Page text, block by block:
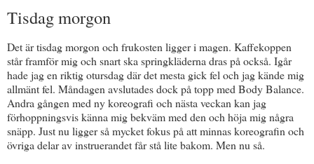
Tisdag morgon
Det är tisdag morgon och frukosten ligger i magen. Kaffekoppen
står framför mig och snart ska springkläderna dras på också. Igår
hade jag en riktig otursdag där det mesta gick fel och jag kände mig
allmänt fel. Måndagen avslutades dock på topp med Body Balance.
Andra gången med ny koreografi och nästa veckan kan jag
förhoppningsvis känna mig bekväm med den och höja mig några
snäpp. Just nu ligger så mycket fokus på att minnas koreografin och
övriga delar av instruerandet får stå lite bakom. Men nu så.